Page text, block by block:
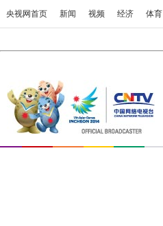
央视网首页 新闻 视频 经济 体育